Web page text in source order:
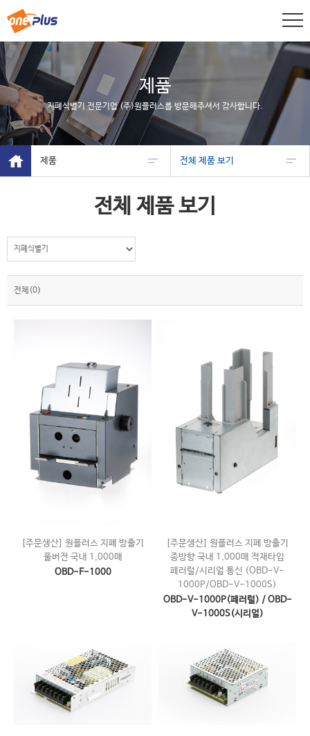
제품
지폐식별기 전문기업 (주)원플러스를 방문해주셔서 감사합니다.
제품 전체 제품 보기
전체 제품 보기
전체(0)
[주문생산] 원플러스 지폐 방출기
풀버전 국내 1,000매
OBD-F-1000
[주문생산] 원플러스 지폐 방출기
종방향 국내 1,000매 적재타입
페러럴/시리얼 통신 (OBD-V-
1000P/OBD-V-1000S)
OBD-V-1000P(페러럴) / OBD-
V-1000S(시리얼)